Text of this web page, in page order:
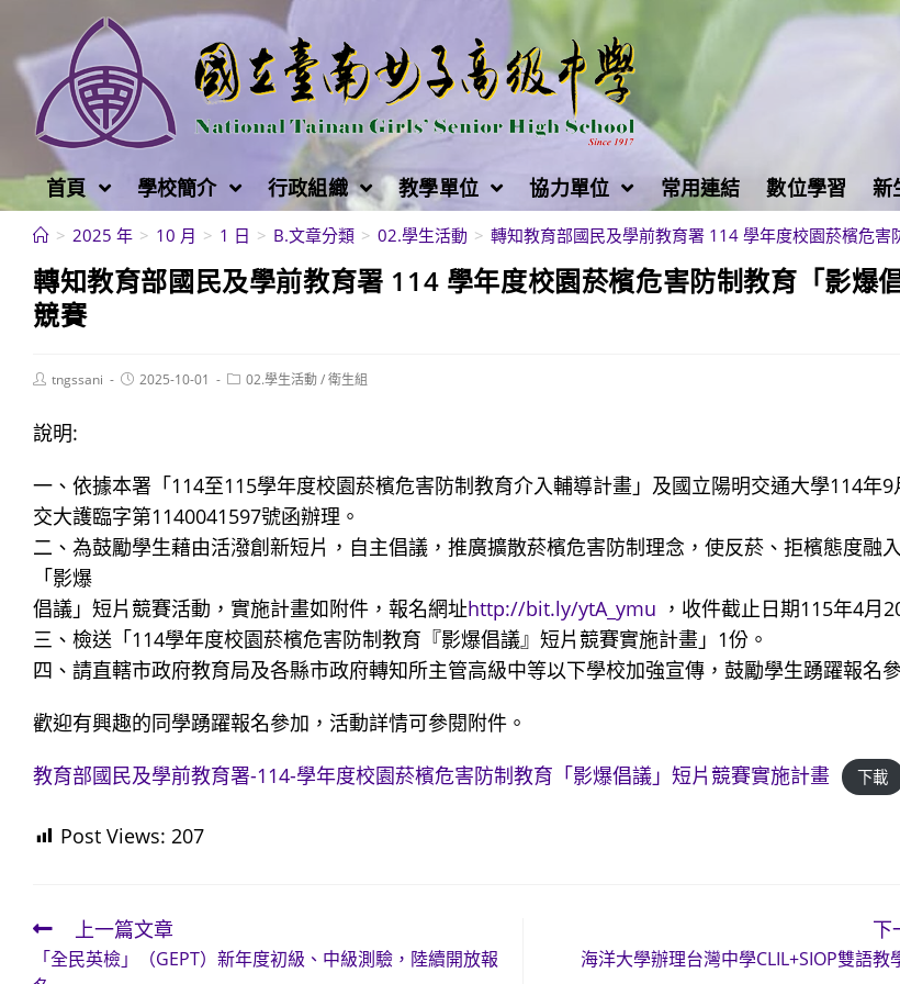
至
容
首頁 學校簡介 行政組織 教學單位 協力單位 常用連結 數位學習 新
> 2025 年 > 10 月 > 1 日 > B.文章分類 > 02.學生活動 > 轉知教育部國民及學前教育署 114 學年度校園菸檳危害
轉知教育部國民及學前教育署 114 學年度校園菸檳危害防制教育「影爆
競賽
Posttngssani
Post2025-10-01
Post02.學生活動/衛生組
說明:
一、依據本署「114至115學年度校園菸檳危害防制教育介入輔導計畫」及國立陽明交通大學114年9
交大護臨字第1140041597號函辦理。
二、為鼓勵學生藉由活潑創新短片，自主倡議，推廣擴散菸檳危害防制理念，使反菸、拒檳態度融
「影爆
倡議」短片競賽活動，實施計畫如附件，報名網址http://bit.ly/ytA_ymu ，收件截止日期115年4月
三、檢送「114學年度校園菸檳危害防制教育『影爆倡議』短片競賽實施計畫」1份。
四、請直轄市政府教育局及各縣市政府轉知所主管高級中等以下學校加強宣傳，鼓勵學生踴躍報名
歡迎有興趣的同學踴躍報名參加，活動詳情可參閱附件。
教育部國民及學前教育署-114-學年度校園菸檳危害防制教育「影爆倡議」短片競賽實施計畫
下載
Post Views: 207
Read
more
上一篇文章
「全民英檢」（GEPT）新年度初級、中級測驗，陸續開放報
下
海洋大學辦理台灣中學CLIL+SIOP雙語教